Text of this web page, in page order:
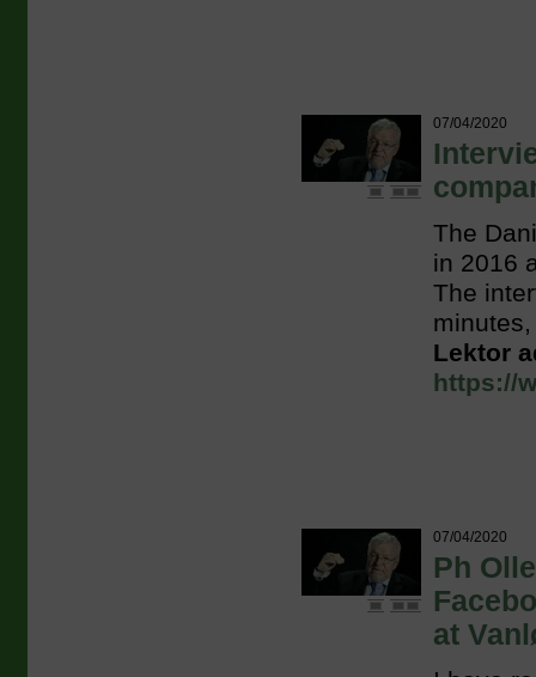
07/04/2020
The
in 2016
The
Lektor
https://
07/04/2020
Ph
at